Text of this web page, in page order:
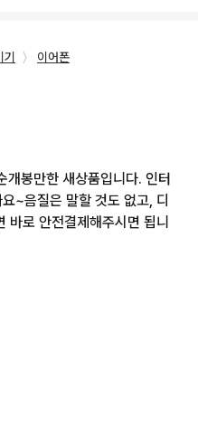
〉
이어폰
봉만한 새상품입니다. 인터
~음질은 말할 것도 없고, 디
바로 안전결제해주시면 됩니